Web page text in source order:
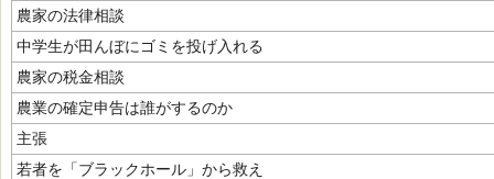
農家の法律相談
中学生が田んぼにゴミを投げ入れる
農家の税金相談
農業の確定申告は誰がするのか
主張
若者を「ブラックホール」から救え